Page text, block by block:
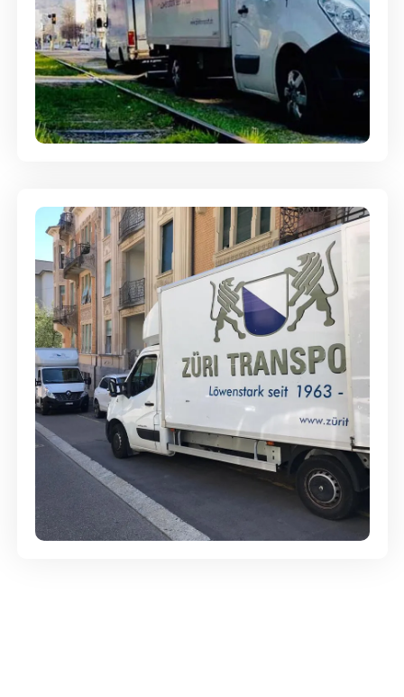
Ein- und Auspackservice
Günstige Umzüge - Hervorragender
Service